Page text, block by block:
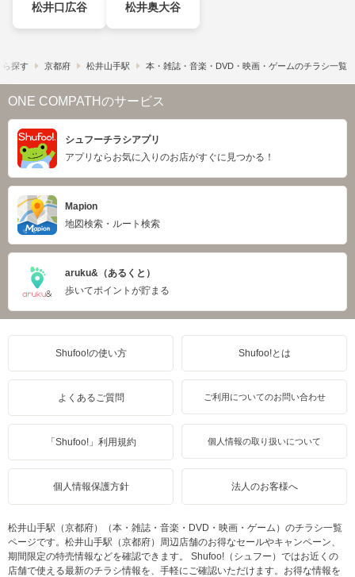
松井口広谷 松井奥大谷
ら探す 京都府 松井山手駅 本・雑誌・音楽・DVD・映画・ゲームのチラシ一覧
ONE COMPATHのサービス
シュフーチラシアプリ
アプリならお気に入りのお店がすぐに見つかる！
Mapion
地図検索・ルート検索
aruku&（あるくと）
歩いてポイントが貯まる
Shufoo!の使い方 Shufoo!とは
よくあるご質問 ご利用についてのお問い合わせ
「Shufoo!」利用規約 個人情報の取り扱いについて
個人情報保護方針 法人のお客様へ
松井山手駅（京都府）（本・雑誌・音楽・DVD・映画・ゲーム）のチラシ一覧
ページです。松井山手駅（京都府）周辺店舗のお得なセールやキャンペーン、
期間限定の特売情報などを確認できます。 Shufoo!（シュフー）ではお近くの
店舗で使える最新のチラシ情報を、手軽にご確認いただけます。お得な情報を